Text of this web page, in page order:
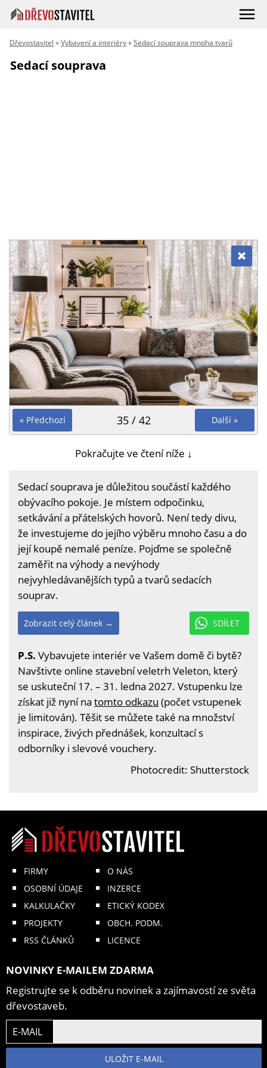
Dřevostavitel »Vybavení a interiéry»Sedací souprava mnoha tvarů
Sedací souprava
« Předchozí Další »
35 / 42
Pokračujte ve čtení níže ↓
Sedací souprava je důležitou součástí každého
obývacího pokoje. Je místem odpočinku,
setkávání a přátelských hovorů. Není tedy divu,
že investujeme do jejího výběru mnoho času a do
její koupě nemalé peníze. Pojďme se společně
zaměřit na výhody a nevýhody
nejvyhledávanějších typů a tvarů sedacích
souprav.
SDÍLET
Zobrazit celý článek →
P.S. Vybavujete interiér ve Vašem domě či bytě?
Navštivte online stavební veletrh Veleton, který
se uskuteční 17. – 31. ledna 2027. Vstupenku lze
získat již nyní na tomto odkazu (počet vstupenek
je limitován). Těšit se můžete také na množství
inspirace, živých přednášek, konzultací s
odborníky i slevové vouchery.
Photocredit: Shutterstock
FIRMY
OSOBNÍ ÚDAJE
KALKULAČKY
PROJEKTY
RSS ČLÁNKŮ
O NÁS
INZERCE
ETICKÝ KODEX
OBCH. PODM.
LICENCE
NOVINKY E-MAILEM ZDARMA
Registrujte se k odběru novinek a zajímavostí ze světa
dřevostaveb.
E-MAIL
ULOŽIT E-MAIL